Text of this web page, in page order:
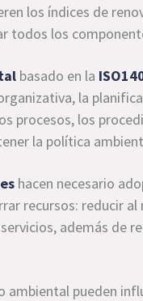
los índices de
todos los
basado en la
la
procesos, los
la política
hacen necesario
recursos: reducir
además de
pueden